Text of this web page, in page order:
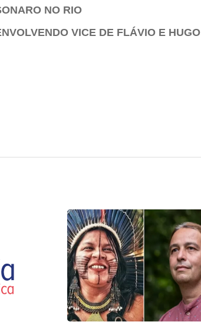
NO RIO
VICE DE FLÁVIO E HUGO